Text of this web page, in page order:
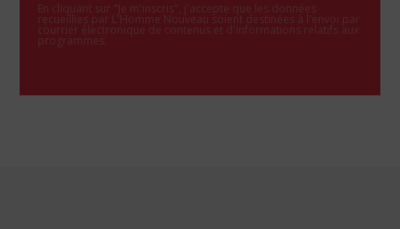
En cliquant sur "Je m'inscris", j'accepte que les données
recueillies par L'Homme Nouveau soient destinées à l'envoi par
courrier électronique de contenus et d'informations relatifs aux
programmes.